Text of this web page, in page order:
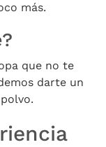
más.
que no te
darte un